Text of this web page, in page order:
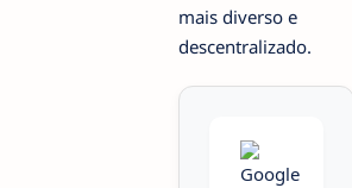
mais diverso e
descentralizado.